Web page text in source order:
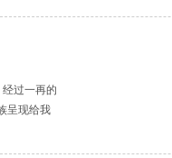
过一再的
呈现给我